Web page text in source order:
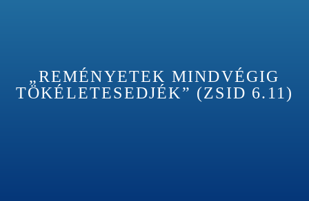
„REMÉNYETEK MINDVÉGIG
TÖKÉLETESEDJÉK” (ZSID 6.11)